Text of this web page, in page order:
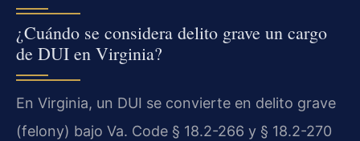
¿Cuándo se considera delito grave un cargo
de DUI en Virginia?
En Virginia, un DUI se convierte en delito grave
(felony) bajo Va. Code § 18.2-266 y § 18.2-270